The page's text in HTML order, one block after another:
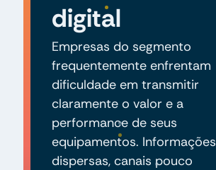
digital
Empresas do segmento
frequentemente enfrentam
dificuldade em transmitir
claramente o valor e a
performance de seus
equipamentos. Informações
dispersas, canais pouco